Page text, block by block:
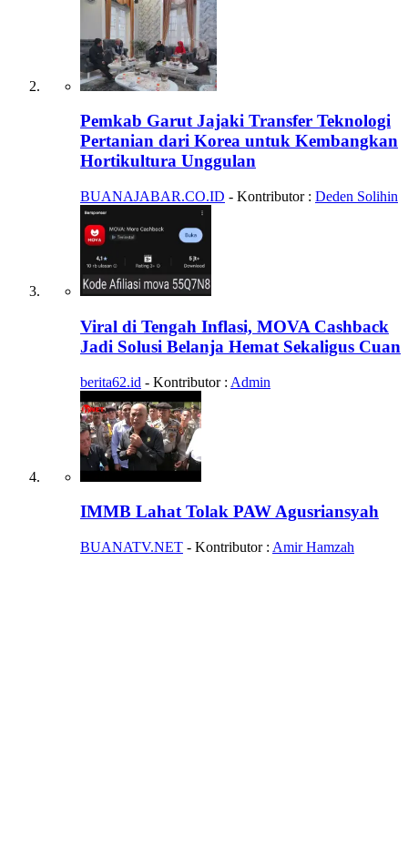
Pemkab Garut Jajaki Transfer Teknologi
Pertanian dari Korea untuk Kembangkan
Hortikultura Unggulan
BUANAJABAR.CO.ID - Kontributor : Deden Solihin
Viral di Tengah Inflasi, MOVA Cashback
Jadi Solusi Belanja Hemat Sekaligus Cuan
berita62.id - Kontributor : Admin
IMMB Lahat Tolak PAW Agusriansyah
BUANATV.NET - Kontributor : Amir Hamzah